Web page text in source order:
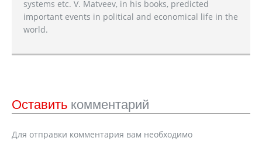
systems etc. V. Matveev, in his books, predicted
important events in political and economical life in the
world.
Оставить комментарий
Для отправки комментария вам необходимо